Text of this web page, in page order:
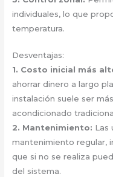
individuales, lo que
temperatura.
Desventajas:
1. Costo inicial más
ahorrar dinero a largo
instalación suele ser
acondicionado
2. Mantenimiento: Las
mantenimiento regular,
que si no se realiza
del sistema.